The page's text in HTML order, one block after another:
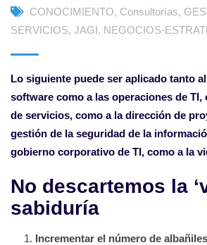
CONOCIMIENTO, Consultorías,
SERVICIOS, JAGI, NEGOCIOS-
Lo siguiente puede ser aplicado tanto
software como a las operaciones de TI,
de servicios, como a la dirección de
gestión de la seguridad de la
gobierno corporativo de TI, como a la
No descartemos la
sabiduría
Incrementar el número de